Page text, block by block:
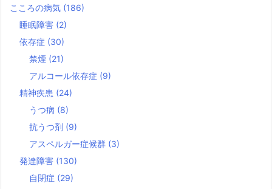
こころの病気 (186)
睡眠障害 (2)
依存症 (30)
禁煙 (21)
アルコール依存症 (9)
精神疾患 (24)
うつ病 (8)
抗うつ剤 (9)
アスペルガー症候群 (3)
発達障害 (130)
自閉症 (29)